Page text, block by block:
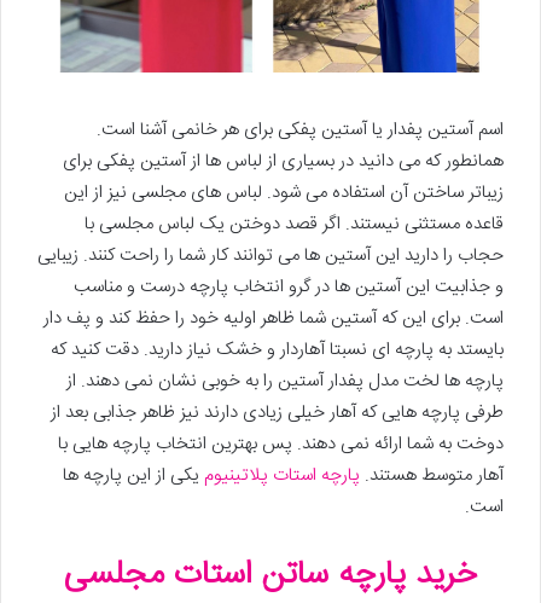
اسم آستین پفدار یا آستین پفکی برای هر خانمی آشنا است.
همانطور که می دانید در بسیاری از لباس ها از آستین پفکی برای
زیباتر ساختن آن استفاده می شود. لباس های مجلسی نیز از این
قاعده مستثنی نیستند. اگر قصد دوختن یک لباس مجلسی با
حجاب را دارید این آستین ها می توانند کار شما را راحت کنند. زیبایی
و جذابیت این آستین ها در گرو انتخاب پارچه درست و مناسب
است. برای این که آستین شما ظاهر اولیه خود را حفظ کند و پف دار
بایستد به پارچه ای نسبتا آهاردار و خشک نیاز دارید. دقت کنید که
پارچه ها لخت مدل پفدار آستین را به خوبی نشان نمی دهند. از
طرفی پارچه هایی که آهار خیلی زیادی دارند نیز ظاهر جذابی بعد از
دوخت به شما ارائه نمی دهند. پس بهترین انتخاب پارچه هایی با
آهار متوسط هستند. پارچه استات پلاتینیوم یکی از این پارچه ها
است.
خرید پارچه ساتن استات مجلسی